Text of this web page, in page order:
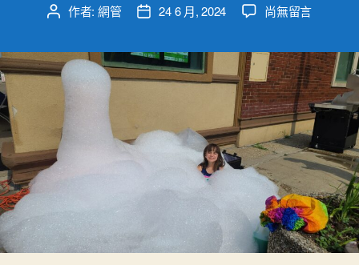
文
者
作者: 網管
文
佈
日
24 6 月, 2024
在
6
月
21-
23
日
花
絮：
“非
洲
美
食
節”
尚無留言